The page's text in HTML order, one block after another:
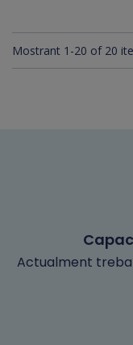
Mostrant 1-20 of 20
Actualment